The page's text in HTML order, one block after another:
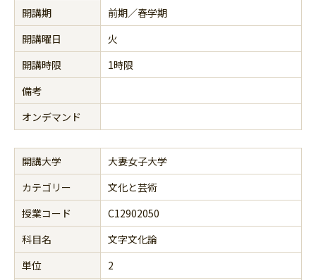
開講期
前期／春学期
開講曜日
火
開講時限
1時限
備考
オンデマンド
開講大学
大妻女子大学
カテゴリー
文化と芸術
授業コード
C12902050
科目名
文字文化論
単位
2